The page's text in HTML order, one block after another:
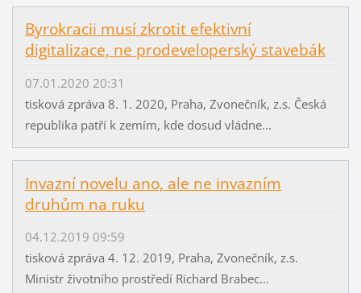
Byrokracii musí zkrotit efektivní
digitalizace, ne prodeveloperský stavebák
07.01.2020 20:31
tisková zpráva 8. 1. 2020, Praha, Zvonečník, z.s. Česká
republika patří k zemím, kde dosud vládne...
Invazní novelu ano, ale ne invazním
druhům na ruku
04.12.2019 09:59
tisková zpráva 4. 12. 2019, Praha, Zvonečník, z.s.
Ministr životního prostředí Richard Brabec...